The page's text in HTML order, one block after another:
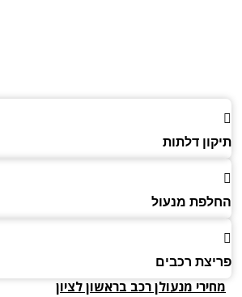
דלתות
מנעול
רכבים
מנעולן רכבבראשון לציון